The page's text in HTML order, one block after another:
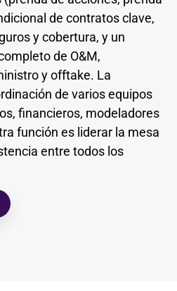
de contratos clave,
y cobertura, y un
de O&M,
y offtake. La
de varios equipos
financieros, modeladores
función es liderar la mesa
entre todos los